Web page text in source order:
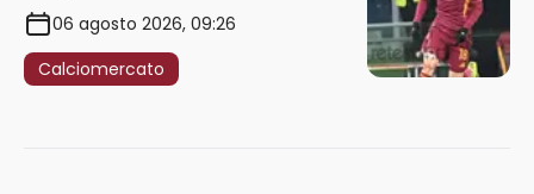
06 agosto 2026, 09:26
Calciomercato